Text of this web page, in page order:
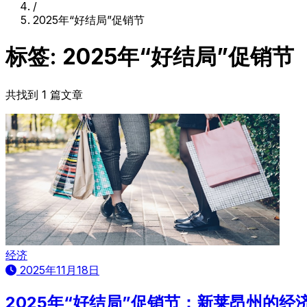
/
2025年“好结局”促销节
标签: 2025年“好结局”促销节
共找到 1 篇文章
经济
2025年11月18日
2025年“好结局”促销节：新莱昂州的经